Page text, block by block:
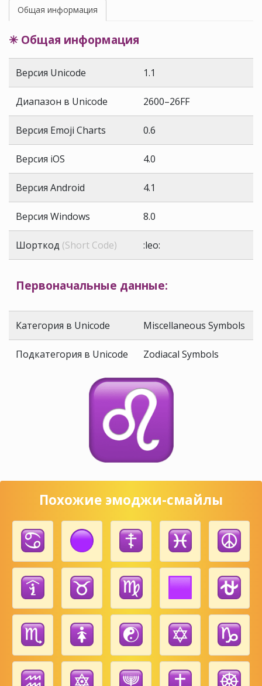
Общая информация
✳ Общая информация
Версия Unicode 1.1
Диапазон в Unicode 2600–26FF
Версия Emoji Charts 0.6
Версия iOS 4.0
Версия Android 4.1
Версия Windows 8.0
Шорткод (Short Code) :leo:
Первоначальные данные:
Категория в Unicode Miscellaneous Symbols
Подкатегория в Unicode Zodiacal Symbols
Похожие эмоджи-смайлы